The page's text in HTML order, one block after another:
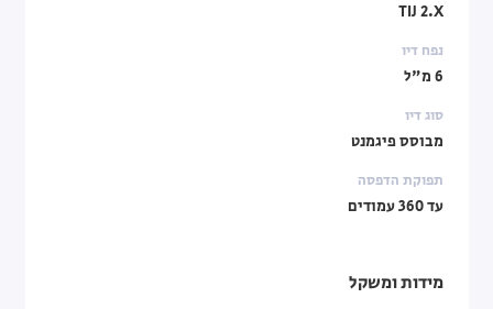
TIJ 2.X
נפח דיו
6 מ"ל
סוג דיו
מבוסס פיגמנט
תפוקת הדפסה
עד 360 עמודים
מידות ומשקל